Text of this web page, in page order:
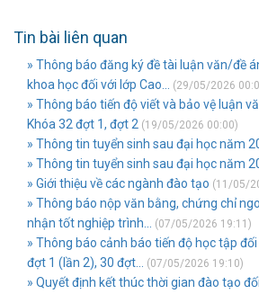
Tin bài liên quan
» Thông báo đăng ký đề tài luận văn/đề
khoa học đối với lớp Cao...
(29/05/2026
» Thông báo tiến độ viết và bảo vệ luận
Khóa 32 đợt 1, đợt 2 (19/05/2026 00:00)
» Thông tin tuyển sinh sau đại học năm
» Thông tin tuyển sinh sau đại học năm
» Giới thiệu về các ngành đào tạo (11/05/
» Thông báo nộp văn bằng, chứng chỉ
nhận tốt nghiệp trình...
(07/05/2026 19:11)
» Thông báo cảnh báo tiến độ học tập
đợt 1 (lần 2), 30 đợt...
(07/05/2026 19:10)
» Quyết định kết thúc thời gian đào tạo